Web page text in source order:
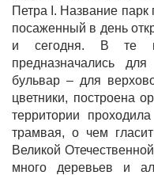
Петра I. Название парк
посаженный в день
и сегодня. В те
предназначались
бульвар – для
цветники, построена
территории
трамвая, о чем
Великой
много деревьев и